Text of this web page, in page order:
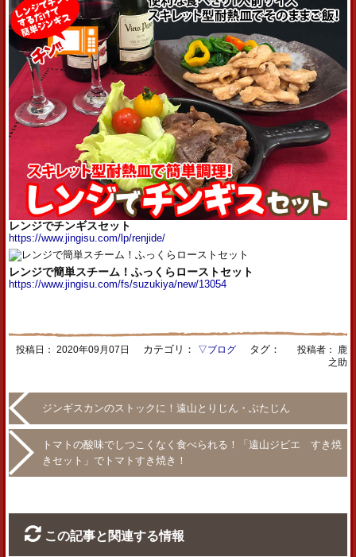
レンジでチンギスセット
https://www.jingisu.com/lp/renjide/
レンジで簡単スチーム！ふっくらローストセット
https://www.jingisu.com/fs/suzukiya/new/13054
投稿日： 2020年09月07日 カテゴリ： ▽ブログタグ： 投稿者： 鹿
之助
ジンギスカンのストックに！遠山とりじん・ぶたじん
トマトの酸味でしつこくなく食べられる！「遠山ジビエ すき焼
きセット」でトマトすき焼き！
この記事と関連する情報